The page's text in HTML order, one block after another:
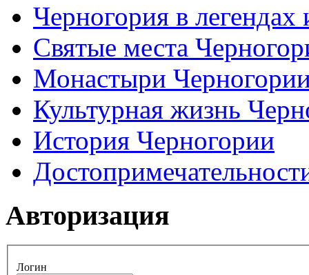
Черногория в легендах
Святые места
Монастыри
Культурная жизнь
История Черногории
Авторизация
Логин